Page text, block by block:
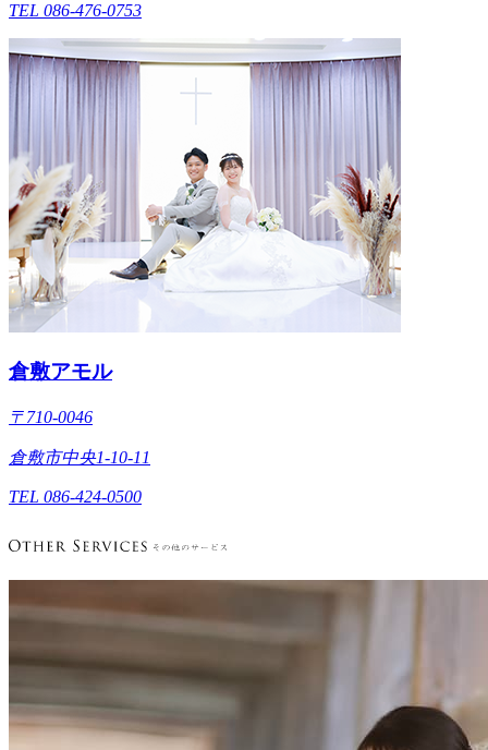
TEL 086-476-0753
倉敷アモル
〒710-0046
倉敷市中央1-10-11
TEL 086-424-0500